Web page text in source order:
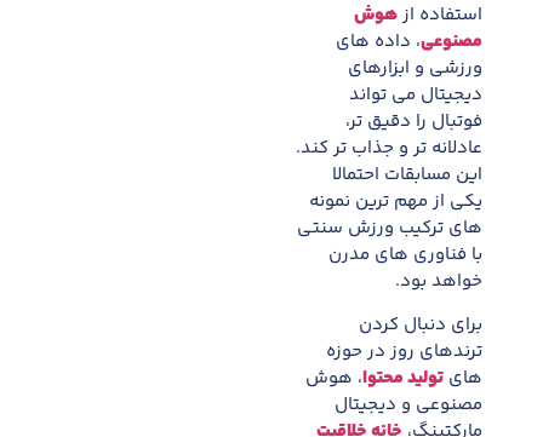
استفاده ازهوش
مصنوعی، داده های
ورزشی و ابزارهای
دیجیتال می تواند
فوتبال را دقیق تر،
عادلانه تر و جذاب تر کند.
این مسابقات احتمالا
یکی از مهم ترین نمونه
های ترکیب ورزش سنتی
با فناوری های مدرن
خواهد بود.
برای دنبال کردن
ترندهای روز در حوزه
های تولید محتوا، هوش
مصنوعی و دیجیتال